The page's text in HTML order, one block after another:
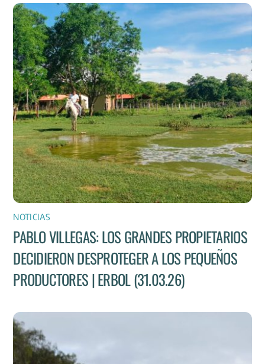
NOTICIAS
PABLO VILLEGAS: LOS GRANDES PROPIETARIOS
DECIDIERON DESPROTEGER A LOS PEQUEÑOS
PRODUCTORES | ERBOL (31.03.26)